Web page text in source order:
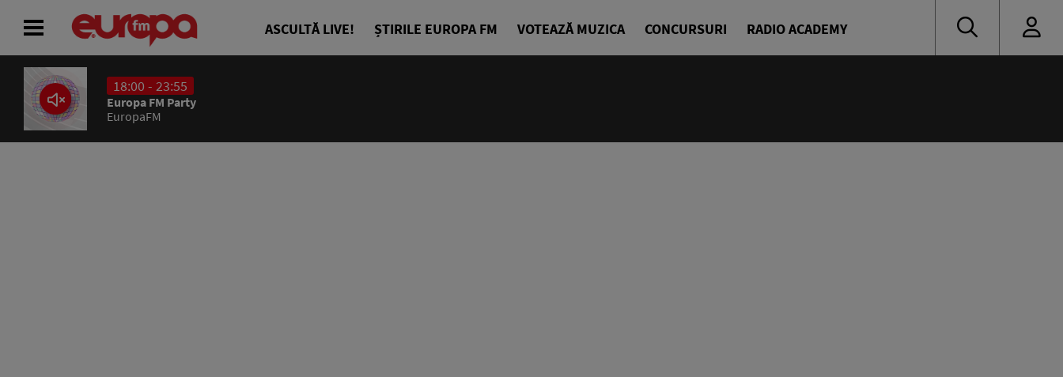
ASCULTĂ LIVE! ȘTIRILE EUROPA FM VOTEAZĂ MUZICA CONCURSURI RADIO ACADEMY
18:00 - 23:55
Europa FM Party
EuropaFM
ACASĂ
ȘTIRI